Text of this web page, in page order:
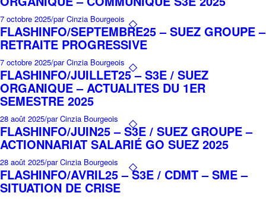
7 octobre 2025/par Cinzia Bourgeois
FLASHINFO/SEPTEMBRE25 – SUEZ GROUPE –
RETRAITE PROGRESSIVE
7 octobre 2025/par Cinzia Bourgeois
FLASHINFO/JUILLET25 – S3E / SUEZ
ORGANIQUE – ACTUALITES DU 1ER
SEMESTRE 2025
28 août 2025/par Cinzia Bourgeois
FLASHINFO/JUIN25 – S3E / SUEZ GROUPE –
ACTIONNARIAT SALARIÉ GO SUEZ 2025
28 août 2025/par Cinzia Bourgeois
FLASHINFO/AVRIL25 – S3E / CDMT – SME –
SITUATION DE CRISE